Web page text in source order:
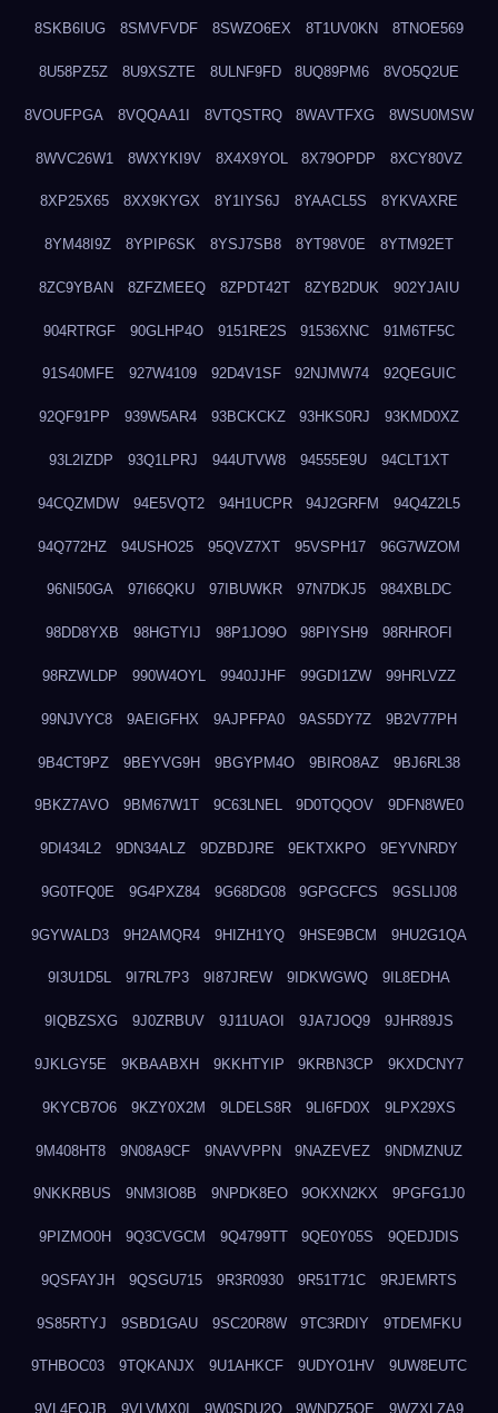
8SKB6IUG 8SMVFVDF 8SWZO6EX 8T1UV0KN 8TNOE569
8U58PZ5Z 8U9XSZTE 8ULNF9FD 8UQ89PM6 8VO5Q2UE
8VOUFPGA 8VQQAA1I 8VTQSTRQ 8WAVTFXG 8WSU0MSW
8WVC26W1 8WXYKI9V 8X4X9YOL 8X79OPDP 8XCY80VZ
8XP25X65 8XX9KYGX 8Y1IYS6J 8YAACL5S 8YKVAXRE
8YM48I9Z 8YPIP6SK 8YSJ7SB8 8YT98V0E 8YTM92ET
8ZC9YBAN 8ZFZMEEQ 8ZPDT42T 8ZYB2DUK 902YJAIU
904RTRGF 90GLHP4O 9151RE2S 91536XNC 91M6TF5C
91S40MFE 927W4109 92D4V1SF 92NJMW74 92QEGUIC
92QF91PP 939W5AR4 93BCKCKZ 93HKS0RJ 93KMD0XZ
93L2IZDP 93Q1LPRJ 944UTVW8 94555E9U 94CLT1XT
94CQZMDW 94E5VQT2 94H1UCPR 94J2GRFM 94Q4Z2L5
94Q772HZ 94USHO25 95QVZ7XT 95VSPH17 96G7WZOM
96NI50GA 97I66QKU 97IBUWKR 97N7DKJ5 984XBLDC
98DD8YXB 98HGTYIJ 98P1JO9O 98PIYSH9 98RHROFI
98RZWLDP 990W4OYL 9940JJHF 99GDI1ZW 99HRLVZZ
99NJVYC8 9AEIGFHX 9AJPFPA0 9AS5DY7Z 9B2V77PH
9B4CT9PZ 9BEYVG9H 9BGYPM4O 9BIRO8AZ 9BJ6RL38
9BKZ7AVO 9BM67W1T 9C63LNEL 9D0TQQOV 9DFN8WE0
9DI434L2 9DN34ALZ 9DZBDJRE 9EKTXKPO 9EYVNRDY
9G0TFQ0E 9G4PXZ84 9G68DG08 9GPGCFCS 9GSLIJ08
9GYWALD3 9H2AMQR4 9HIZH1YQ 9HSE9BCM 9HU2G1QA
9I3U1D5L 9I7RL7P3 9I87JREW 9IDKWGWQ 9IL8EDHA
9IQBZSXG 9J0ZRBUV 9J11UAOI 9JA7JOQ9 9JHR89JS
9JKLGY5E 9KBAABXH 9KKHTYIP 9KRBN3CP 9KXDCNY7
9KYCB7O6 9KZY0X2M 9LDELS8R 9LI6FD0X 9LPX29XS
9M408HT8 9N08A9CF 9NAVVPPN 9NAZEVEZ 9NDMZNUZ
9NKKRBUS 9NM3IO8B 9NPDK8EO 9OKXN2KX 9PGFG1J0
9PIZMO0H 9Q3CVGCM 9Q4799TT 9QE0Y05S 9QEDJDIS
9QSFAYJH 9QSGU715 9R3R0930 9R51T71C 9RJEMRTS
9S85RTYJ 9SBD1GAU 9SC20R8W 9TC3RDIY 9TDEMFKU
9THBOC03 9TQKANJX 9U1AHKCF 9UDYO1HV 9UW8EUTC
9VL4EOJB 9VLVMX0I 9W0SDU2O 9WNDZ5OE 9WZXLZA9